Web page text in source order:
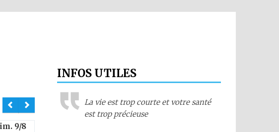
9/8
INFOS UTILES
La vie est trop courte et votre santé
est trop précieuse